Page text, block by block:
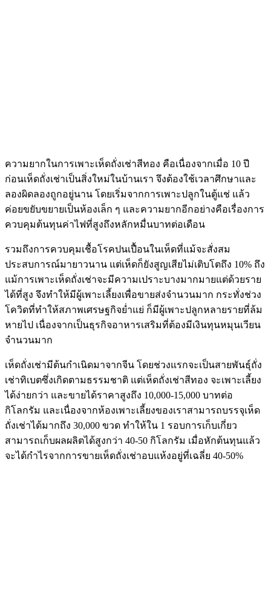
ความยากในการเพาะเห็ดถั่งเช่าสีทอง คือเนื่องจากเมื่อ 10 ปี
ก่อนเห็ดถั่งเช่าเป็นสิ่งใหม่ในบ้านเรา จึงต้องใช้เวลาศึกษาและ
ลองผิดลองถูกอยู่นาน โดยเริ่มจากการเพาะปลูกในตู้แช่ แล้ว
ค่อยขยับขยายเป็นห้องเล็ก ๆ และความยากอีกอย่างคือเรื่องการ
ควบคุมต้นทุนค่าไฟที่สูงถึงหลักหมื่นบาทต่อเดือน
รวมถึงการควบคุมเชื้อโรคปนเปื้อนในเห็ดที่แม้จะสั่งสม
ประสบการณ์มายาวนาน แต่เห็ดก็ยังสูญเสียไม่เติบโตถึง 10% ถึง
แม้การเพาะเห็ดถั่งเช่าจะมีความเปราะบางมากมายแต่ด้วยราย
ได้ที่สูง จึงทำให้มีผู้เพาะเลี้ยงเพื่อขายส่งจำนวนมาก กระทั่งช่วง
โควิดที่ทำให้สภาพเศรษฐกิจย่ำแย่ ก็มีผู้เพาะปลูกหลายรายที่ล้ม
หายไป เนื่องจากเป็นธุรกิจอาหารเสริมที่ต้องมีเงินทุนหมุนเวียน
จำนวนมาก
เห็ดถั่งเช่ามีต้นกำเนิดมาจากจีน โดยช่วงแรกจะเป็นสายพันธุ์ถั่ง
เช่าทิเบตซึ่งเกิดตามธรรมชาติ แต่เห็ดถั่งเช่าสีทอง จะเพาะเลี้ยง
ได้ง่ายกว่า และขายได้ราคาสูงถึง 10,000-15,000 บาทต่อ
กิโลกรัม และเนื่องจากห้องเพาะเลี้ยงของเราสามารถบรรจุเห็ด
ถั่งเช่าได้มากถึง 30,000 ขวด ทำให้ใน 1 รอบการเก็บเกี่ยว
สามารถเก็บผลผลิตได้สูงกว่า 40-50 กิโลกรัม เมื่อหักต้นทุนแล้ว
จะได้กำไรจากการขายเห็ดถั่งเช่าอบแห้งอยู่ที่เฉลี่ย 40-50%